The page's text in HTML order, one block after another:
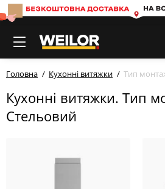
Головна Кухонні витяжки Тип
Кухонні витяжки. Тип
Стельовий